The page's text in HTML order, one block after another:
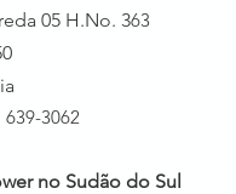
05 H.No. 363
639-3062
no Sudão do Sul